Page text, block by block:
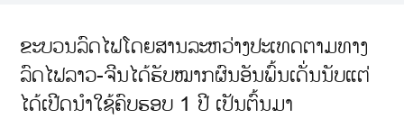
ຂະບວນລົດໄຟໂດຍສານລະຫວ່າງປະເທດຕາມທາງ
ລົດໄຟລາວ-ຈີນໄດ້ຮັບໝາກຜົນອັນພົ້ນເດັ່ນນັບແຕ່
ໄດ້ເປີດນຳໃຊ້ຄົບຮອບ 1 ປີ ເປັນຕົ້ນມາ